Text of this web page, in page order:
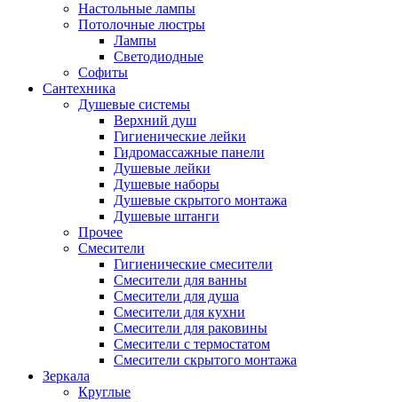
Настольные лампы
Потолочные люстры
Лампы
Светодиодные
Софиты
Сантехника
Душевые системы
Верхний душ
Гигиенические лейки
Гидромассажные панели
Душевые лейки
Душевые наборы
Душевые скрытого монтажа
Душевые штанги
Прочее
Смесители
Гигиенические смесители
Смесители для ванны
Смесители для душа
Смесители для кухни
Смесители для раковины
Смесители с термостатом
Смесители скрытого монтажа
Зеркала
Круглые